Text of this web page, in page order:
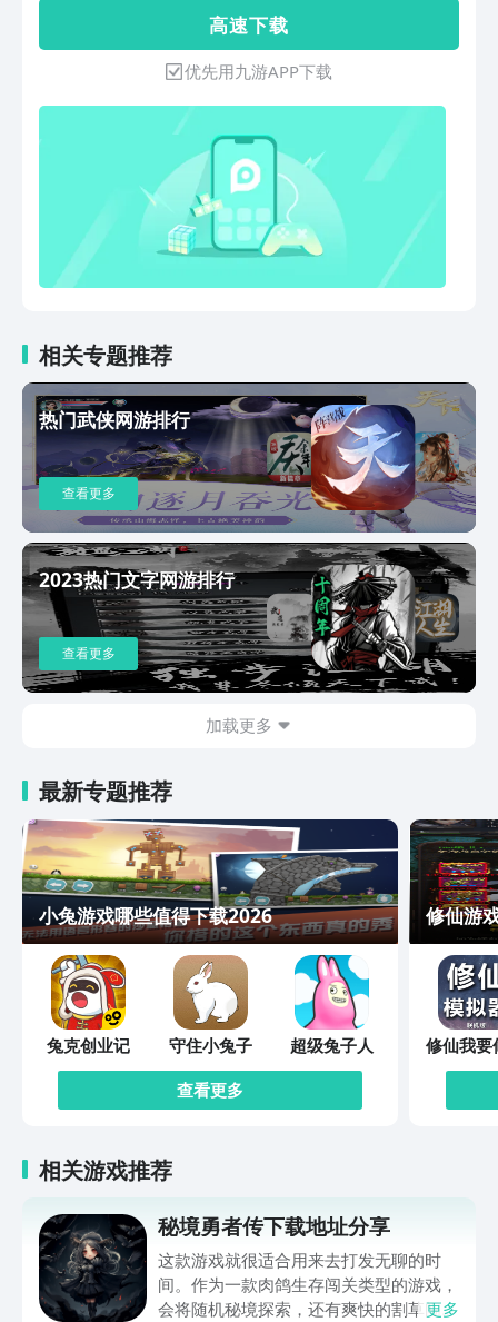
挑战各式 Q 萌怪物。快组建属于你的 4
人小队，一同开启奇幻的冒险吧！
高 速 下 载
优先用九游APP下载
相关专题推荐
热门武侠网游排行
查看更多
2023热门文字网游排行
查看更多
加载更多
最新专题推荐
小兔游戏哪些值得下载2026
兔克创业记 守住小兔子
超级兔子人
查看更多
修仙游
修仙我要
相关游戏推荐
秘境勇者传下载地址分享
这款游戏就很适合用来去打发无聊的时
间。作为一款肉鸽生存闯关类型的游戏，
会将随机秘境探索，还有爽快的割草闯关
更多